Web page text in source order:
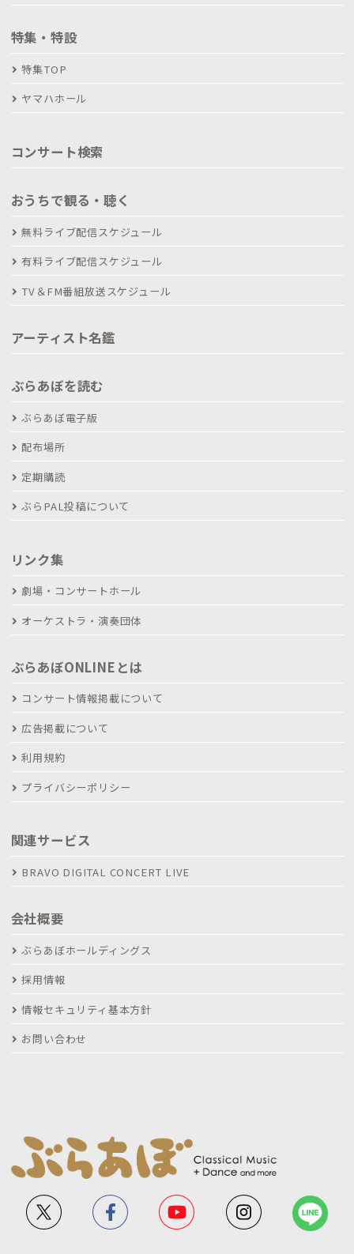
特集・特設
特集TOP
ヤマハホール
コンサート検索
おうちで観る・聴く
無料ライブ配信スケジュール
有料ライブ配信スケジュール
TV＆FM番組放送スケジュール
アーティスト名鑑
ぶらあぼを読む
ぶらあぼ電子版
配布場所
定期購読
ぶらPAL投稿について
リンク集
劇場・コンサートホール
オーケストラ・演奏団体
ぶらあぼONLINEとは
コンサート情報掲載について
広告掲載について
利用規約
プライバシーポリシー
関連サービス
BRAVO DIGITAL CONCERT LIVE
会社概要
ぶらあぼホールディングス
採用情報
情報セキュリティ基本方針
お問い合わせ